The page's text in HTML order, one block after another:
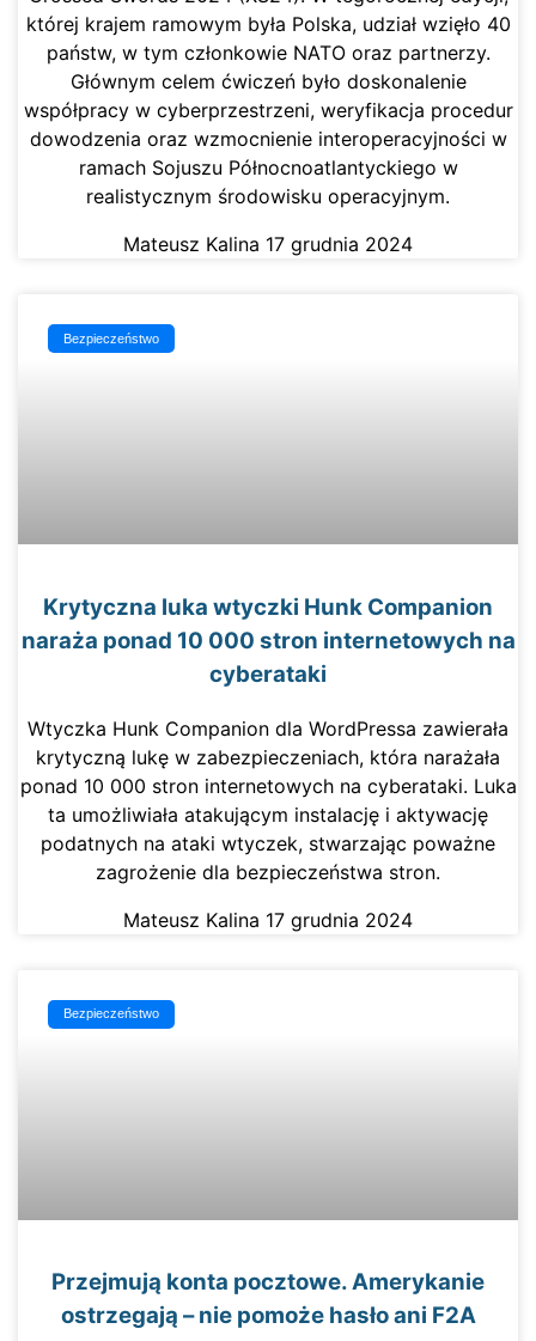
której krajem ramowym była Polska, udział wzięło 40
państw, w tym członkowie NATO oraz partnerzy.
Głównym celem ćwiczeń było doskonalenie
współpracy w cyberprzestrzeni, weryfikacja procedur
dowodzenia oraz wzmocnienie interoperacyjności w
ramach Sojuszu Północnoatlantyckiego w
realistycznym środowisku operacyjnym.
Mateusz Kalina 17 grudnia 2024
Bezpieczeństwo
Krytyczna luka wtyczki Hunk Companion
naraża ponad 10 000 stron internetowych na
cyberataki
Wtyczka Hunk Companion dla WordPressa zawierała
krytyczną lukę w zabezpieczeniach, która narażała
ponad 10 000 stron internetowych na cyberataki. Luka
ta umożliwiała atakującym instalację i aktywację
podatnych na ataki wtyczek, stwarzając poważne
zagrożenie dla bezpieczeństwa stron.
Mateusz Kalina 17 grudnia 2024
Bezpieczeństwo
Przejmują konta pocztowe. Amerykanie
ostrzegają – nie pomoże hasło ani F2A